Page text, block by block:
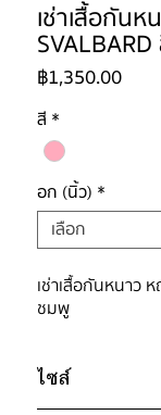
เช่าเสื้อกัน
฿1,350.00ราคา
สี *
อก (นิ้ว) *
เช่าเสื้อกันหนาว
ชมพู
ไซส์